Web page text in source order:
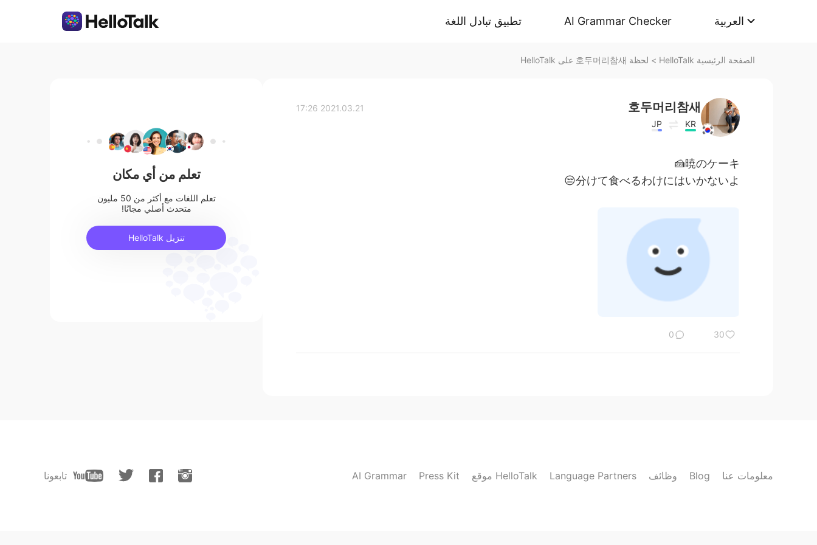
تطبيق تبادل اللغة AI Grammar Checker العربية
الصفحة الرئيسية HelloTalk > لحظة 호두머리참새 على HelloTalk
호두머리참새
KR
JP
2021.03.21 17:26
暁のケーキ🍰
分けて食べるわけにはいかないよ😒
30
0
تعلم من أي مكان
تعلم اللغات مع أكثر من 50 مليون
متحدث أصلي مجانًا!
تنزيل HelloTalk
تابعونا AI Grammar Press Kit موقع HelloTalk Language Partners وظائف Blog معلومات عنا